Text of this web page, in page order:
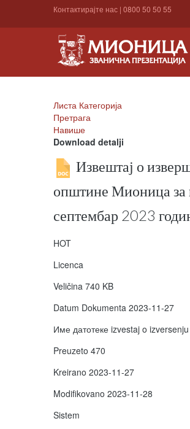
Контактирајте нас | 0800 50 50 55
Листа Категорија
Претрага
Навише
Download detalji
Извештај о
општине Мионица за
септембар 2023
HOT
Licenca
Veličina 740 KB
Datum Dokumenta 2023-11-27
Име датотеке izvestaj o
Preuzeto 470
Kreirano 2023-11-27
Modifikovano 2023-11-28
Sistem